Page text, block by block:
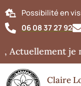
Possibilité en
06 08 37 27 92
je
Claire